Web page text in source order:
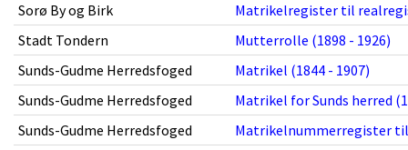
Sorø By og Birk
Matrikelregister til
Stadt Tondern
Mutterrolle (1898 - 1926)
Sunds-Gudme Herredsfoged
Matrikel (1844 - 1907)
Sunds-Gudme Herredsfoged
Matrikel for Sunds herred
Sunds-Gudme Herredsfoged
Matrikelnummerregister til